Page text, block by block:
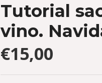
Tutorial
vino.
€15,00